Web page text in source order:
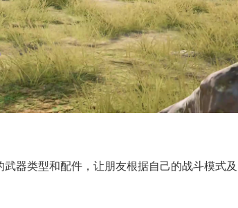
器类型和配件，让朋友根据自己的战斗模式及